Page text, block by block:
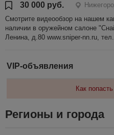
30 000 руб.
Смотрите видеообзор на нашем
наличии в оружейном салоне
Ленина, д.80 www.sniper-nn.ru,
VIP-объявления
Как
Регионы и города